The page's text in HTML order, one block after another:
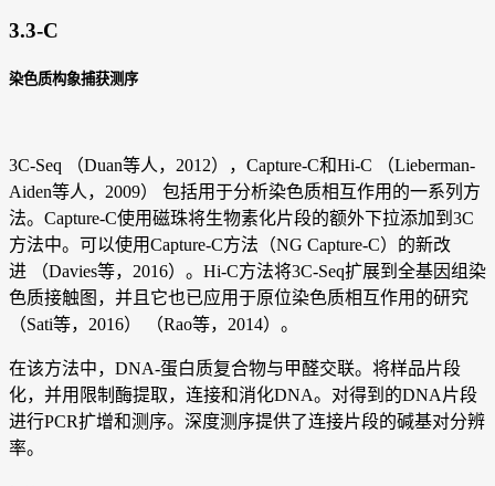
3.3-C
染色质构象捕获测序
3C-Seq （Duan等人，2012），Capture-C和Hi-C （Lieberman-
Aiden等人，2009） 包括用于分析染色质相互作用的一系列方
法。Capture-C使用磁珠将生物素化片段的额外下拉添加到3C
方法中。可以使用Capture-C方法（NG Capture-C）的新改
进 （Davies等，2016）。Hi-C方法将3C-Seq扩展到全基因组染
色质接触图，并且它也已应用于原位染色质相互作用的研究
（Sati等，2016） （Rao等，2014）。
在该方法中，DNA-蛋白质复合物与甲醛交联。将样品片段
化，并用限制酶提取，连接和消化DNA。对得到的DNA片段
进行PCR扩增和测序。深度测序提供了连接片段的碱基对分辨
率。